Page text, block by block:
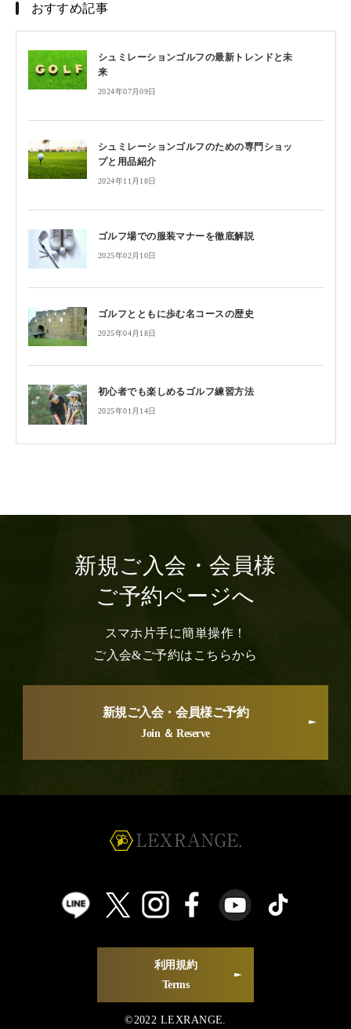
おすすめ記事
シュミレーションゴルフの最新トレンドと未
来
2024年07月09日
シュミレーションゴルフのための専門ショッ
プと用品紹介
2024年11月18日
ゴルフ場での服装マナーを徹底解説
2025年02月10日
ゴルフとともに歩む名コースの歴史
2025年04月18日
初心者でも楽しめるゴルフ練習方法
2025年01月14日
新規ご入会・会員様
ご予約ページへ
スマホ片手に簡単操作！
ご入会&ご予約はこちらから
新規ご入会・会員様ご予約
Join ＆ Reserve
©2022 LEXRANGE.
利用規約
Terms